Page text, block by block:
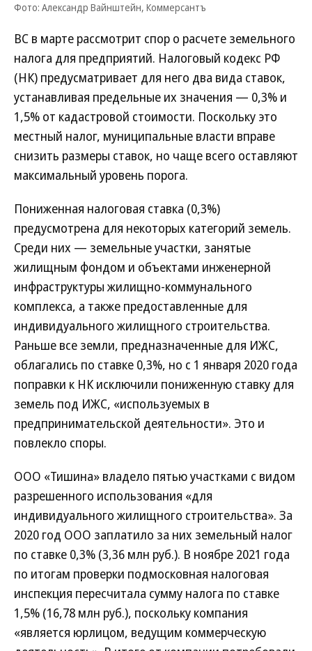
Фото: Александр Вайнштейн, Коммерсантъ
ВС в марте рассмотрит спор о расчете земельного
налога для предприятий. Налоговый кодекс РФ
(НК) предусматривает для него два вида ставок,
устанавливая предельные их значения — 0,3% и
1,5% от кадастровой стоимости. Поскольку это
местный налог, муниципальные власти вправе
снизить размеры ставок, но чаще всего оставляют
максимальный уровень порога.
Пониженная налоговая ставка (0,3%)
предусмотрена для некоторых категорий земель.
Среди них — земельные участки, занятые
жилищным фондом и объектами инженерной
инфраструктуры жилищно-коммунального
комплекса, а также предоставленные для
индивидуального жилищного строительства.
Раньше все земли, предназначенные для ИЖС,
облагались по ставке 0,3%, но с 1 января 2020 года
поправки к НК исключили пониженную ставку для
земель под ИЖС, «используемых в
предпринимательской деятельности». Это и
повлекло споры.
ООО «Тишина» владело пятью участками с видом
разрешенного использования «для
индивидуального жилищного строительства». За
2020 год ООО заплатило за них земельный налог
по ставке 0,3% (3,36 млн руб.). В ноябре 2021 года
по итогам проверки подмосковная налоговая
инспекция пересчитала сумму налога по ставке
1,5% (16,78 млн руб.), поскольку компания
«является юрлицом, ведущим коммерческую